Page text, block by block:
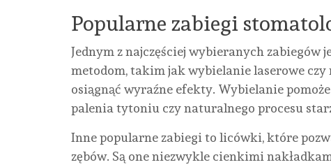
Popularne zabiegi
Jednym z najczęściej wybieranych zabiegów
metodom, takim jak wybielanie laserowe czy
osiągnąć wyraźne efekty. Wybielanie
palenia tytoniu czy naturalnego procesu
Inne popularne zabiegi to licówki, które
zębów. Są one niezwykle cienkimi